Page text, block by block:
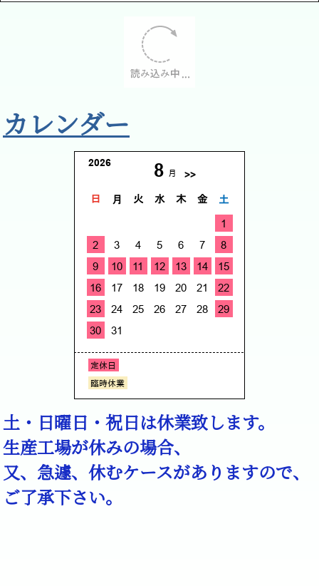
カレンダー
土・日曜日・祝日は休業致します。
生産工場が休みの場合、
又、急遽、休むケースがありますので、
ご了承下さい。